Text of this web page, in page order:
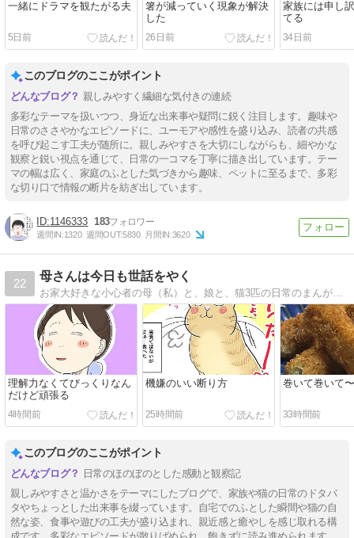
一緒にドラマを観たがる夫
5日前
箸が減っていく現象が解決
した
26日前
家族には申し
てる
34日前
このブログのここがポイント
親しみやすく繊細な気付きの連続
多彩なテーマを扱いつつ、身近な出来事や疑問に鋭く注目します。趣味や
日常のささやかなエピソードに、ユーモアや感性を盛り込み、読者の共感
を呼び起こす工夫が随所に。親しみやすさを大切にしながらも、細やかな
観察と鋭い視点を通じて、日常の一コマを丁寧に描き出しています。テー
マの幅は広く、家庭のふとした気づきから趣味、ペットに至るまで、多彩
な切り口で情報の断片を紡ぎ出しています。
1146333 183
週間IN:1320 週間OUT:5830 月間IN:3620
22
母さんは今日も世話をやく
お家大好きな小心者の母（私）と、娘と、猫3匹の日常のまんがです。（夫もたまに…）。
理解力なくてびっくりなん
だけど頑張る
4時間前
機嫌のいい断り方
25時間前
巻いて巻いて〜
33時間前
このブログのここがポイント
日常のほのぼのとした感動と観察記
親しみやすさと温かさをテーマにしたブログで、家族や猫の日常のドタバ
タやちょっとした出来事を綴っています。自宅でのふとした瞬間や猫の自
然な姿、食事や遊びの工夫が盛り込まれ、親近感と癒やしを感じ取れる構
成です。多彩なエピソードが散りばめられ、飽きずに読み進められます。